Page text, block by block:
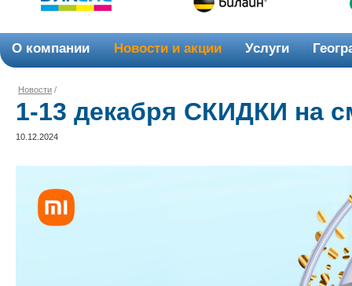
О компании Новости и акции Услуги
Новости /
1-13 декабря СКИДКИ на
10.12.2024